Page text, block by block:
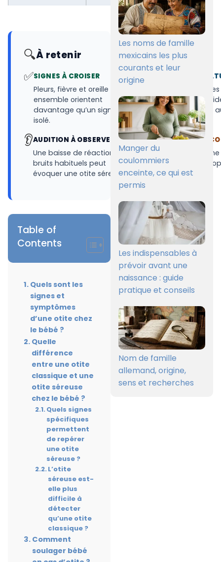
🔍À retenir
✅SIGNES À CROISER
Pleurs, fièvre et oreille tirée
ensemble orientent
davantage qu’un signe
isolé.
🌐 SUIVI DE
Un relevé simple
et températures
décrire la situation
médecin.
👂AUDITION À OBSERVER
Une baisse de réaction aux
bruits habituels peut
évoquer une otite séreuse.
⚠️SEUL L’EXAMEN
Le diagnostic
repose sur
tympan par un
Table of
Contents
Quels sont les
signes et
symptômes
d’une otite chez
le bébé ?
Quelle
différence
entre une otite
classique et une
otite séreuse
chez le bébé ?
Quels signes
spécifiques
permettent
de repérer
une otite
séreuse ?
L’otite
séreuse est-
elle plus
difficile à
détecter
qu’une otite
classique ?
Comment
soulager bébé
Les noms de famille
mexicains les plus
courants et leur
origine
Manger du
coulommiers
enceinte, ce qui est
permis
Les indispensables à
prévoir avant une
naissance : guide
pratique et conseils
Nom de famille
allemand, origine,
sens et recherches